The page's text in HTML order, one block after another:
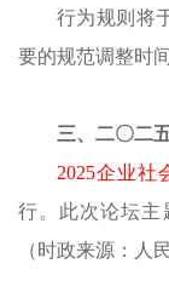
行为规则将
要的规范调整时间
三、二〇二
2025企业社
行。此次论坛主
（时政来源：
人